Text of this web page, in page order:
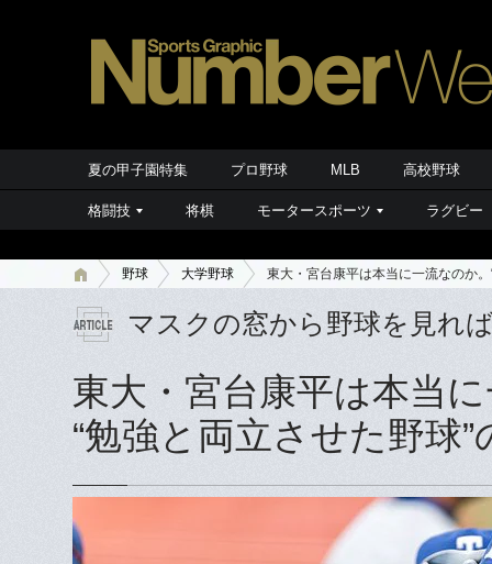
夏の甲子園特集 プロ野球 MLB 高校野球
格闘技 将棋 モータースポーツ ラグビー
野球 大学野球 東大・宮台康平は本当に一流なのか
マスクの窓から野球を見れ
東大・宮台康平は本当
“勉強と両立させた野球